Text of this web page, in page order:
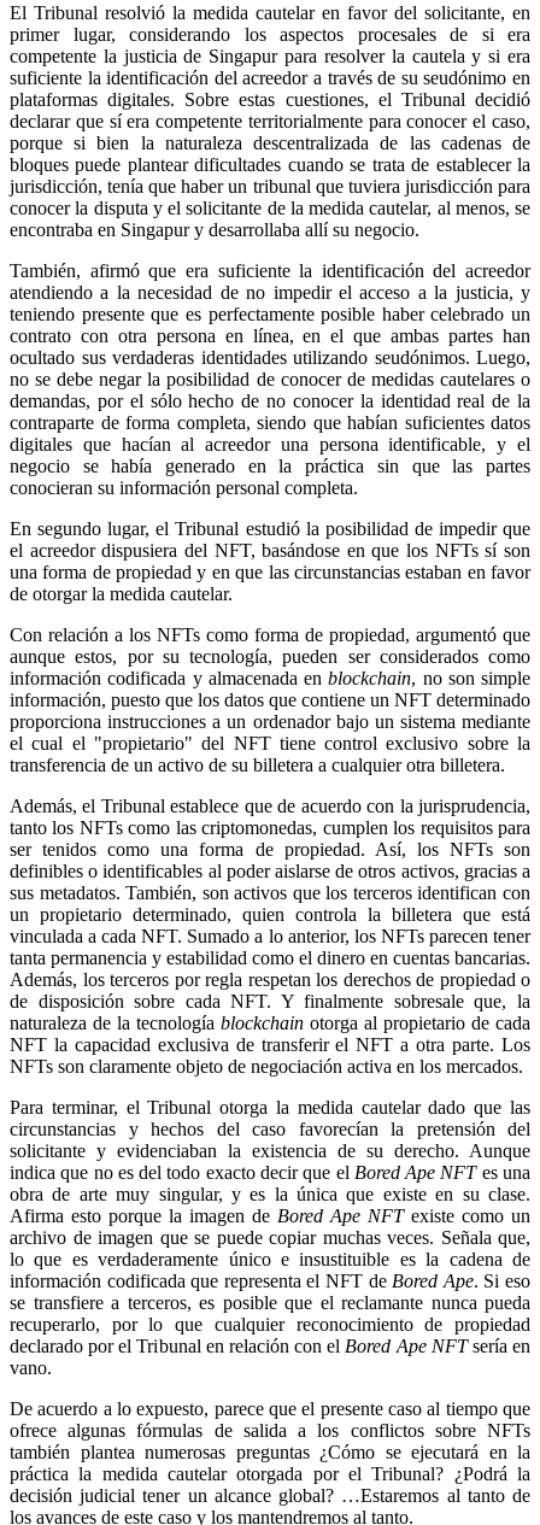
El Tribunal resolvió la medida cautelar en favor del solicitante, en
primer lugar, considerando los aspectos procesales de si era
competente la justicia de Singapur para resolver la cautela y si era
suficiente la identificación del acreedor a través de su seudónimo en
plataformas digitales. Sobre estas cuestiones, el Tribunal decidió
declarar que sí era competente territorialmente para conocer el caso,
porque si bien la naturaleza descentralizada de las cadenas de
bloques puede plantear dificultades cuando se trata de establecer la
jurisdicción, tenía que haber un tribunal que tuviera jurisdicción para
conocer la disputa y el solicitante de la medida cautelar, al menos, se
encontraba en Singapur y desarrollaba allí su negocio.
También, afirmó que era suficiente la identificación del acreedor
atendiendo a la necesidad de no impedir el acceso a la justicia, y
teniendo presente que es perfectamente posible haber celebrado un
contrato con otra persona en línea, en el que ambas partes han
ocultado sus verdaderas identidades utilizando seudónimos. Luego,
no se debe negar la posibilidad de conocer de medidas cautelares o
demandas, por el sólo hecho de no conocer la identidad real de la
contraparte de forma completa, siendo que habían suficientes datos
digitales que hacían al acreedor una persona identificable, y el
negocio se había generado en la práctica sin que las partes
conocieran su información personal completa.
En segundo lugar, el Tribunal estudió la posibilidad de impedir que
el acreedor dispusiera del NFT, basándose en que los NFTs sí son
una forma de propiedad y en que las circunstancias estaban en favor
de otorgar la medida cautelar.
Con relación a los NFTs como forma de propiedad, argumentó que
aunque estos, por su tecnología, pueden ser considerados como
información codificada y almacenada enblockchain, no son simple
información, puesto que los datos que contiene un NFT determinado
proporciona instrucciones a un ordenador bajo un sistema mediante
el cual el "propietario" del NFT tiene control exclusivo sobre la
transferencia de un activo de su billetera a cualquier otra billetera.
Además, el Tribunal establece que de acuerdo con la jurisprudencia,
tanto los NFTs como las criptomonedas, cumplen los requisitos para
ser tenidos como una forma de propiedad. Así, los NFTs son
definibles o identificables al poder aislarse de otros activos, gracias a
sus metadatos. También, son activos que los terceros identifican con
un propietario determinado, quien controla la billetera que está
vinculada a cada NFT. Sumado a lo anterior, los NFTs parecen tener
tanta permanencia y estabilidad como el dinero en cuentas bancarias.
Además, los terceros por regla respetan los derechos de propiedad o
de disposición sobre cada NFT. Y finalmente sobresale que, la
naturaleza de la tecnología blockchain otorga al propietario de cada
NFT la capacidad exclusiva de transferir el NFT a otra parte. Los
NFTs son claramente objeto de negociación activa en los mercados.
Para terminar, el Tribunal otorga la medida cautelar dado que las
circunstancias y hechos del caso favorecían la pretensión del
solicitante y evidenciaban la existencia de su derecho. Aunque
indica que no es del todo exacto decir que el Bored Ape NFTes una
obra de arte muy singular, y es la única que existe en su clase.
Afirma esto porque la imagen de Bored Ape NFTexiste como un
archivo de imagen que se puede copiar muchas veces. Señala que,
lo que es verdaderamente único e insustituible es la cadena de
información codificada que representa el NFT de Bored Ape. Si eso
se transfiere a terceros, es posible que el reclamante nunca pueda
recuperarlo, por lo que cualquier reconocimiento de propiedad
declarado por el Tribunal en relación con el Bored Ape NFTsería en
vano.
De acuerdo a lo expuesto, parece que el presente caso al tiempo que
ofrece algunas fórmulas de salida a los conflictos sobre NFTs
también plantea numerosas preguntas ¿Cómo se ejecutará en la
práctica la medida cautelar otorgada por el Tribunal? ¿Podrá la
decisión judicial tener un alcance global? …Estaremos al tanto de
los avances de este caso y los mantendremos al tanto.